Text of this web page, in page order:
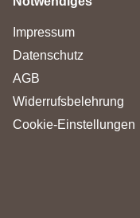
Impressum
Datenschutz
AGB
Widerrufsbelehrung
Cookie-Einstellungen